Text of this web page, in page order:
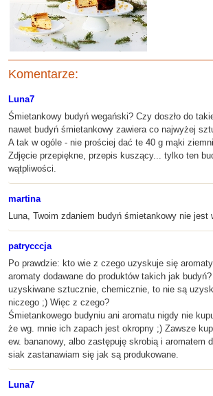
Komentarze:
Luna7
Śmietankowy budyń wegański? Czy doszło do
nawet budyń śmietankowy zawiera co najwyżej
A tak w ogóle - nie prościej dać te 40 g mąki
Zdjęcie przepiękne, przepis kuszący... tylko ten
wątpliwości.
martina
Luna, Twoim zdaniem budyń śmietankowy nie jest
patrycccja
Po prawdzie: kto wie z czego uzyskuje się
aromaty dodawane do produktów takich jak
uzyskiwane sztucznie, chemicznie, to nie są
niczego ;) Więc z czego?
Śmietankowego budyniu ani aromatu nigdy nie
że wg. mnie ich zapach jest okropny ;) Zawsze
ew. bananowy, albo zastępuję skrobią i aromatem
siak zastanawiam się jak są produkowane.
Luna7